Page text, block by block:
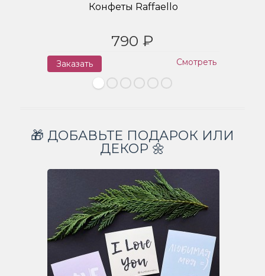
Конфеты Raffaello
790 ₽
Заказать Смотреть
🎁 ДОБАВЬТЕ ПОДАРОК ИЛИ
ДЕКОР 🌼